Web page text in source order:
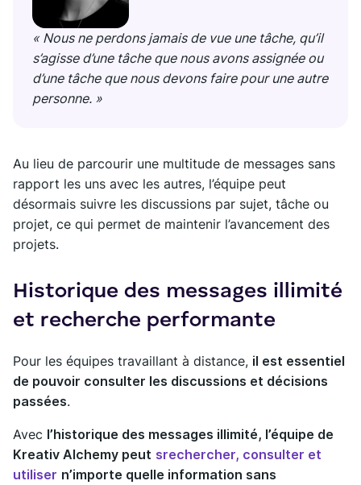
« Nous ne perdons jamais de vue une tâche, qu’il
s’agisse d’une tâche que nous avons assignée ou
d’une tâche que nous devons faire pour une autre
personne. »
Au lieu de parcourir une multitude de messages sans
rapport les uns avec les autres, l’équipe peut
désormais suivre les discussions par sujet, tâche ou
projet, ce qui permet de maintenir l’avancement des
projets.
Historique des messages illimité
et recherche performante
Pour les équipes travaillant à distance, il est essentiel
de pouvoir consulter les discussions et décisions
passées.
Avec l’historique des messages illimité, l’équipe de
Kreativ Alchemy peut srechercher, consulter et
utiliser n’importe quelle information sans